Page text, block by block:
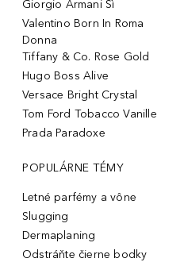
Giorgio Armani Sì
Valentino Born In Roma
Donna
Tiffany & Co. Rose Gold
Hugo Boss Alive
Versace Bright Crystal
Tom Ford Tobacco Vanille
Prada Paradoxe
POPULÁRNE TÉMY
Letné parfémy a vône
Slugging
Dermaplaning
Odstráňte čierne bodky